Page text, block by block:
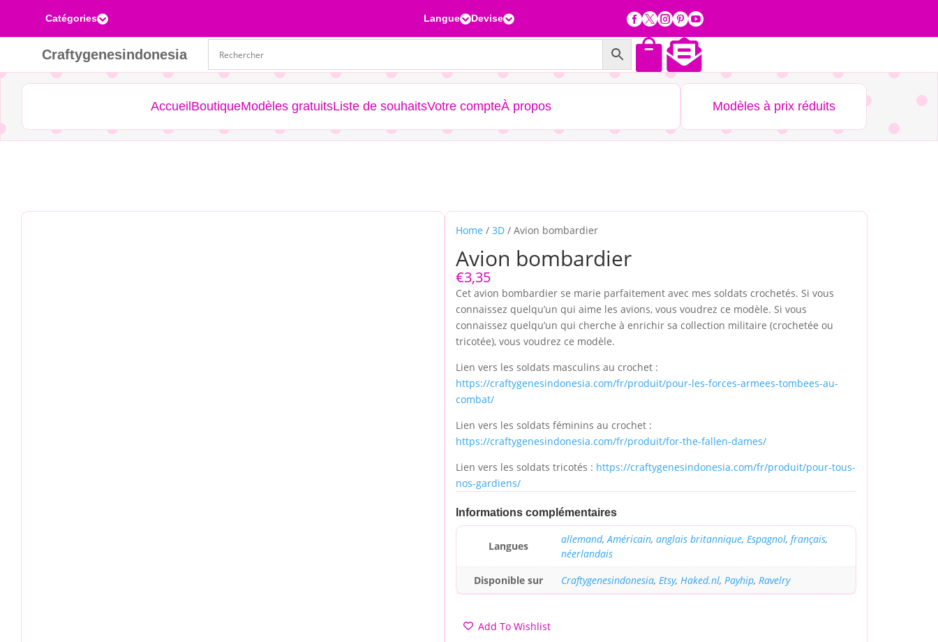
Catégories LangueDevise 
Craftygenesindonesia 
Accueil BoutiqueModèles gratuitsListe de souhaitsVotre compteÀ propos Modèles à prix réduits
Home / 3D/ Avion bombardier
Avion bombardier
€3,35
Cet avion bombardier se marie parfaitement avec mes soldats crochetés. Si vous
connaissez quelqu’un qui aime les avions, vous voudrez ce modèle. Si vous
connaissez quelqu’un qui cherche à enrichir sa collection militaire (crochetée ou
tricotée), vous voudrez ce modèle.
Lien vers les soldats masculins au crochet :
https://craftygenesindonesia.com/fr/produit/pour-les-forces-armees-tombees-au-
combat/
Lien vers les soldats féminins au crochet :
https://craftygenesindonesia.com/fr/produit/for-the-fallen-dames/
Lien vers les soldats tricotés : https://craftygenesindonesia.com/fr/produit/pour-tous-
nos-gardiens/
Informations complémentaires
Langues
allemand,Américain, anglais britannique, Espagnol, français,
néerlandais
Disponible sur
Craftygenesindonesia, Etsy, Haked.nl, Payhip, Ravelry
Add To Wishlist